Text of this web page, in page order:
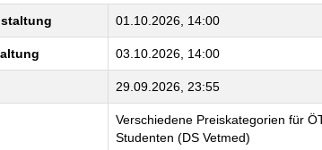
01.10.2026, 14:00
03.10.2026, 14:00
29.09.2026, 23:55
Verschiedene Preiskategorien für
Studenten (DS Vetmed)